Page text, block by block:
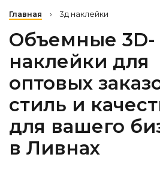
Главная › 3д наклейки
Объемные 3D-
наклейки для
оптовых
стиль и
для вашего
в Ливнах